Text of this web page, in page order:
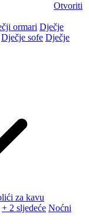
Otvoriti
ormari Dječje
Dječje sofe Dječje
za kavu
+ 2 sljedeće Noćni